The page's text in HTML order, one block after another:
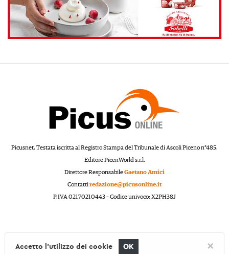
Picusnet. Testata iscritta al Registro Stampa del Tribunale di Ascoli Piceno n°485.
Editore PicenWorld s.r.l.
Direttore ResponsabileGaetano Amici
Contattiredazione@picusonline.it
P.IVA 02170210443 – Codice univoco: X2PH38J
Accetto l'utilizzo dei cookie OK ×